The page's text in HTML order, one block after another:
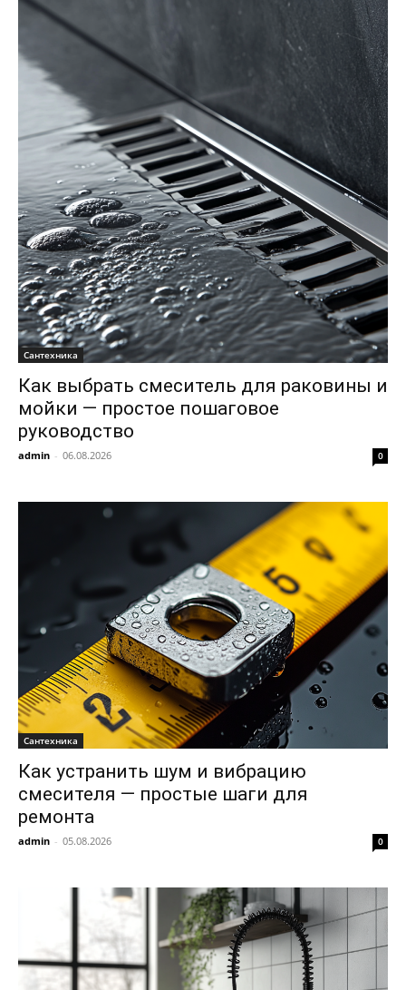
Сантехника
Как выбрать смеситель для раковины и
мойки — простое пошаговое
руководство
admin - 06.08.2026 0
Сантехника
Как устранить шум и вибрацию
смесителя — простые шаги для
ремонта
admin - 05.08.2026 0